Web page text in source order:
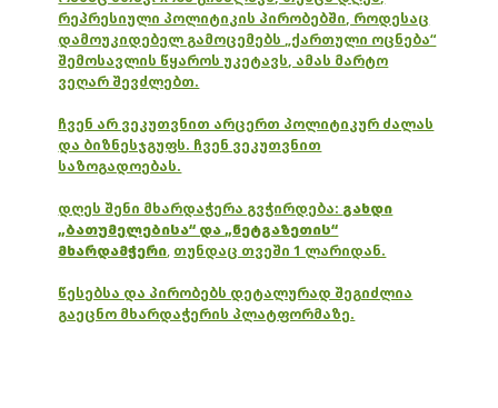
რეპრესიული პოლიტიკის პირობებში, როდესაც
დამოუკიდებელ გამოცემებს „ქართული ოცნება“
შემოსავლის წყაროს უკეტავს, ამას მარტო
ვეღარ შევძლებთ.
ჩვენ არ ვეკუთვნით არცერთ პოლიტიკურ ძალას
და ბიზნესჯგუფს. ჩვენ ვეკუთვნით
საზოგადოებას.
დღეს შენი მხარდაჭერა გვჭირდება: გახდი
„ბათუმელებისა“ და „ნეტგაზეთის“
მხარდამჭერი, თუნდაც თვეში 1 ლარიდან.
წესებსა და პირობებს დეტალურად შეგიძლია
გაეცნო მხარდაჭერის პლატფორმაზე.